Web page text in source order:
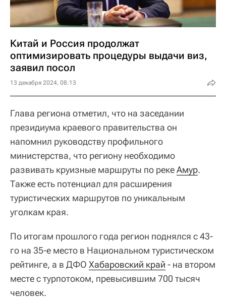
Китай и Россия продолжат
оптимизировать процедуры выдачи виз,
заявил посол
13 декабря 2024, 08:13
Глава региона отметил, что на заседании
президиума краевого правительства он
напомнил руководству профильного
министерства, что региону необходимо
развивать круизные маршруты по рекеАмур.
Также есть потенциал для расширения
туристических маршрутов по уникальным
уголкам края.
По итогам прошлого года регион поднялся с 43-
го на 35-е место в Национальном туристическом
рейтинге, а в ДФО Хабаровский край - на втором
месте с турпотоком, превысившим 700 тысяч
человек.